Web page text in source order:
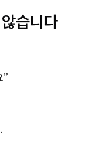
습니다
”